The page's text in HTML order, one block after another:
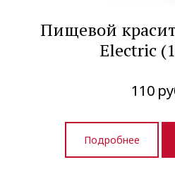
Пищевой
Electric
110
Подробнее